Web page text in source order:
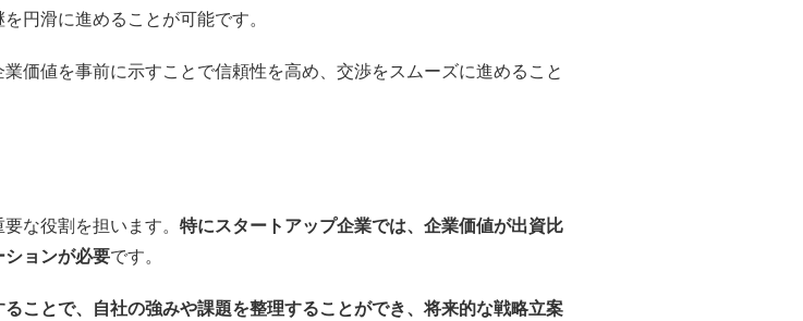
円滑に進めることが可能です。
価値を事前に示すことで信頼性を高め、交渉をスムーズに進めること
な役割を担います。 特にスタートアップ企業では、企業価値が出資比
ションが必要です。
ことで、自社の強みや課題を整理することができ、将来的な戦略立案